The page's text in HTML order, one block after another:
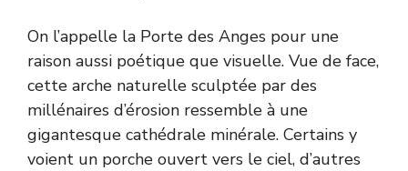
On l’appelle la Porte des Anges pour une
raison aussi poétique que visuelle. Vue de face,
cette arche naturelle sculptée par des
millénaires d’érosion ressemble à une
gigantesque cathédrale minérale. Certains y
voient un porche ouvert vers le ciel, d’autres